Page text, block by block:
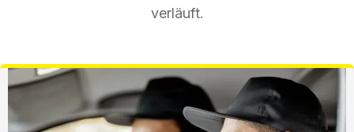
verläuft.